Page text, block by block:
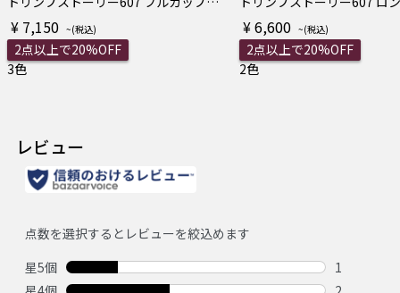
¥ 7,150
2点以上で20%OFF
3色
¥ 6,600
2点以上で20%OFF
2色